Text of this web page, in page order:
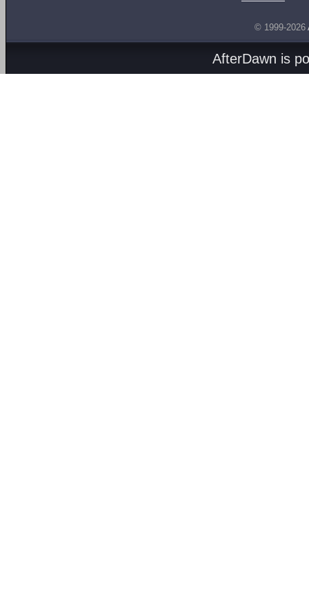
© 1999-2026
AfterDawn is